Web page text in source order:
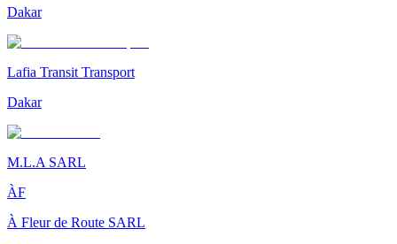
Dakar
Lafia Transit Transport
Dakar
M.L.A SARL
ÀF
À Fleur de Route SARL